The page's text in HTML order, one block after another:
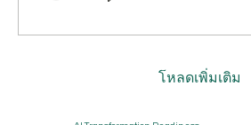
โหลดเพิ่มเติม